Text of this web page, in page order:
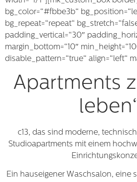
bg_color=“#fbbe3b“
bg_repeat=“repeat“
padding_vertical=“30″
margin_bottom=“10″
disable_pattern=“true“ align=“left“
Apartments
c13, das sind moderne,
Studioapartments mit einem
Ein hauseigener Waschsalon, eine